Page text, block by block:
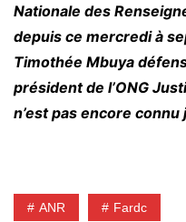
Nationale des
depuis ce mercredi à
Timothée Mbuya
président de l’ONG
n’est pas encore connu
ANR Fardc